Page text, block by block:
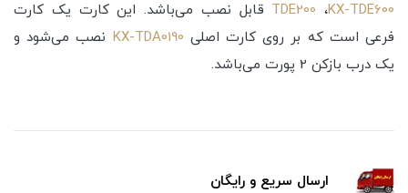
TDE200 ،KX-TDE600
قابل نصب می‌باشد. این کارت یک کارت
فرعی است که بر روی کارت اصلی KX-TDA0190 نصب می‌شود و
یک درب بازکن 2 پورت می‌باشد.
ارسال سریع و رایگان